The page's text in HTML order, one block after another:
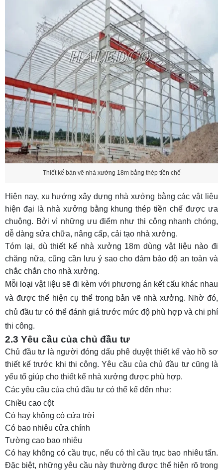
Thiết kế bản vẽ nhà xưởng 18m bằng thép tiền chế
Hiện nay, xu hướng xây dựng nhà xưởng bằng các vật liệu
hiện đại là nhà xưởng bằng khung thép tiền chế được ưa
chuộng. Bởi vì những ưu điểm như thi công nhanh chóng,
dễ dàng sửa chữa, nâng cấp, cải tạo nhà xưởng.
Tóm lại, dù thiết kế nhà xưởng 18m dùng vật liệu nào đi
chăng nữa, cũng cần lưu ý sao cho đảm bảo độ an toàn và
chắc chắn cho nhà xưởng.
Mỗi loại vật liệu sẽ đi kèm với phương án kết cấu khác nhau
và được thể hiện cụ thể trong bản vẽ nhà xưởng. Nhờ đó,
chủ đầu tư có thể đánh giá trước mức độ phù hợp và chi phí
thi công.
2.3 Yêu cầu của chủ đầu tư
Chủ đầu tư là người đóng dấu phê duyệt thiết kế vào hồ sơ
thiết kế trước khi thi công. Yêu cầu của chủ đầu tư cũng là
yếu tố giúp cho thiết kế nhà xưởng được phù hợp.
Các yêu cầu của chủ đầu tư có thể kể đến như:
Chiều cao cột
Có hay không có cửa trời
Có bao nhiêu cửa chính
Tường cao bao nhiêu
Có hay không có cầu trục, nếu có thì cầu trục bao nhiêu tấn.
Đặc biệt, những yêu cầu này thường được thể hiện rõ trong